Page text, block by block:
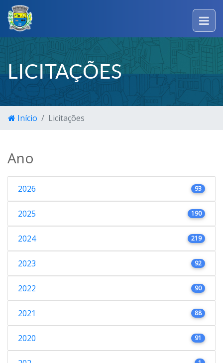
LICITAÇÕES
Início Licitações
Ano
2026 93
2025 190
2024 219
2023 92
2022 90
2021 88
2020 91